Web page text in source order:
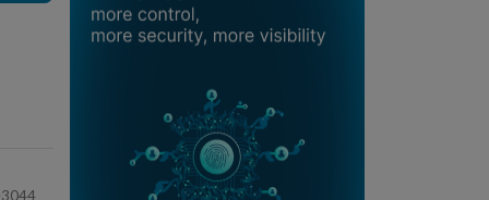
3044